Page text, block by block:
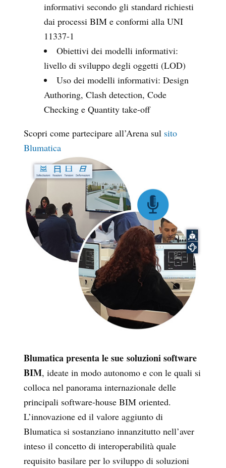
informativi secondo gli standard richiesti
dai processi BIM e conformi alla UNI
11337-1
Obiettivi dei modelli informativi:
livello di sviluppo degli oggetti (LOD)
Uso dei modelli informativi: Design
Authoring, Clash detection, Code
Checking e Quantity take-off
Scopri come partecipare all’Arena sul sito
Blumatica
Blumatica presenta le sue soluzioni software
BIM, ideate in modo autonomo e con le quali si
colloca nel panorama internazionale delle
principali software-house BIM oriented.
L’innovazione ed il valore aggiunto di
Blumatica si sostanziano innanzitutto nell’aver
inteso il concetto di interoperabilità quale
requisito basilare per lo sviluppo di soluzioni